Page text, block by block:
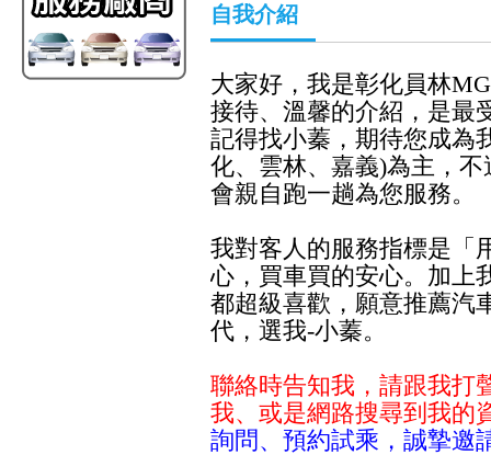
自我介紹
大家好，我是彰化員林
接待、溫馨的介紹，是最
記得找小蓁，期待您成為
化、雲林、嘉義)為主，不
會親自跑一趟為您服務。
我對客人的服務指標是「
心，買車買的安心。加上
都超級喜歡，願意推薦汽
代，選我-小蓁。
聯絡時告知我，請跟我打
我、或是網路搜尋到我的
詢問 、預約試乘，誠摯邀